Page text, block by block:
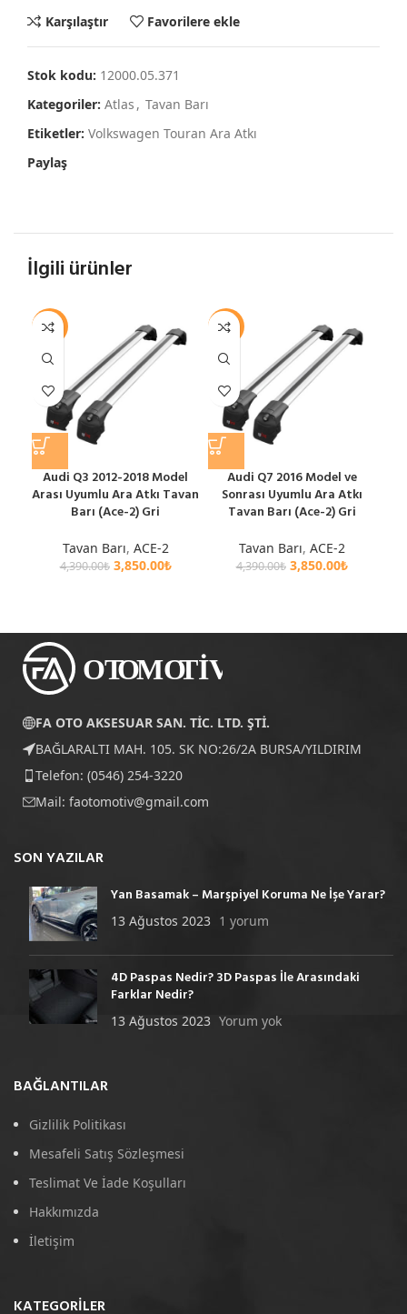
Karşılaştır Favorilere ekle
Stok kodu: 12000.05.371
Kategoriler: Atlas , Tavan Barı
Etiketler: Volkswagen Touran Ara Atkı
Paylaş
İlgili ürünler
-12%
Audi Q3 2012-2018 Model
Arası Uyumlu Ara Atkı Tavan
Barı (Ace-2) Gri
Tavan Barı, ACE-2
4,390.00₺ 3,850.00₺
-12%
Audi Q7 2016 Model ve
Sonrası Uyumlu Ara Atkı
Tavan Barı (Ace-2) Gri
Tavan Barı, ACE-2
4,390.00₺ 3,850.00₺
FA OTO AKSESUAR SAN. TİC. LTD. ŞTİ.
BAĞLARALTI MAH. 105. SK NO:26/2A BURSA/YILDIRIM
Telefon: (0546) 254-3220
Mail: faotomotiv@gmail.com
SON YAZILAR
Yan Basamak – Marşpiyel Koruma Ne İşe Yarar?
13 Ağustos 2023 1 yorum
4D Paspas Nedir? 3D Paspas İle Arasındaki
Farklar Nedir?
13 Ağustos 2023 Yorum yok
BAĞLANTILAR
Gizlilik Politikası
Mesafeli Satış Sözleşmesi
Teslimat Ve İade Koşulları
Hakkımızda
İletişim
KATEGORILER